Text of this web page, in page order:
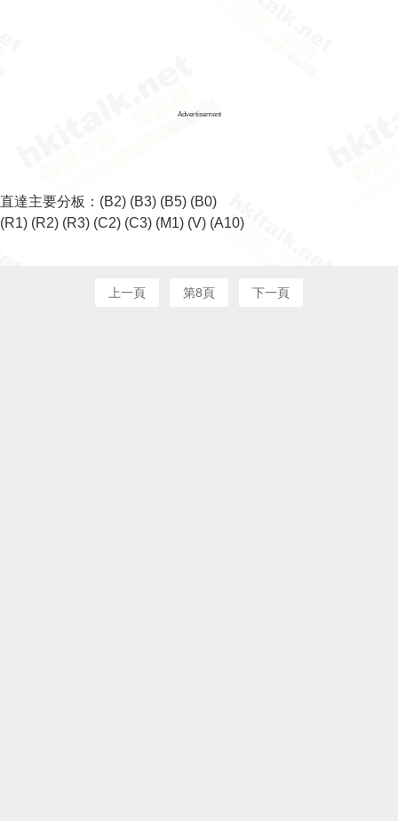
Advertisement
直達主要分板： (B2) (B3) (B5) (B0)
(R1) (R2) (R3) (C2) (C3) (M1) (V) (A10)
上一頁 第8頁 下一頁